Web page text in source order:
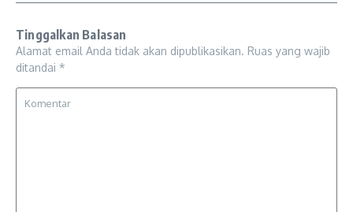
Tinggalkan Balasan
Alamat email Anda tidak akan dipublikasikan. Ruas yang wajib
ditandai *